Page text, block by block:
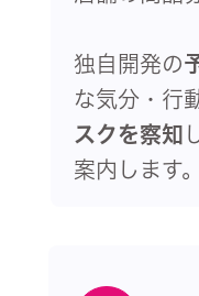
独自開発の
な気分・行
スクを察知
案内します。